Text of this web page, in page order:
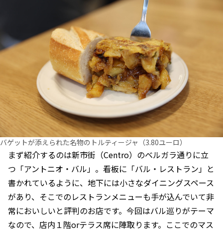
バゲットが添えられた名物のトルティージャ（3.80ユーロ）
まず紹介するのは新市街（Centro）のベルガラ通りに立
つ「アントニオ・バル」。看板に「バル・レストラン」と
書かれているように、地下には小さなダイニングスペース
があり、そこでのレストランメニューも手が込んでいて非
常においしいと評判のお店です。今回はバル巡りがテーマ
なので、店内１階orテラス席に陣取ります。ここでのマス